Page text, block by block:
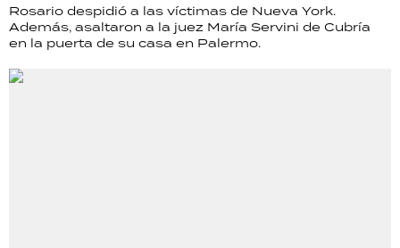
Rosario despidió a las víctimas de Nueva York.
Además, asaltaron a la juez María Servini de Cubría
en la puerta de su casa en Palermo.